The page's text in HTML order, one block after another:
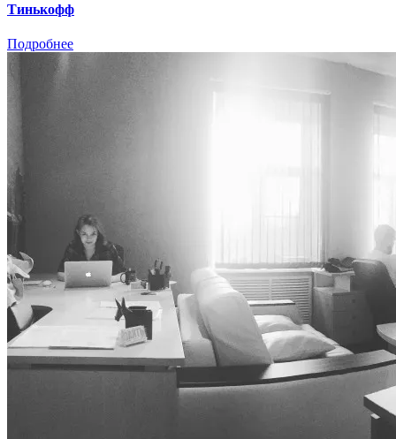
Тинькофф
Подробнее